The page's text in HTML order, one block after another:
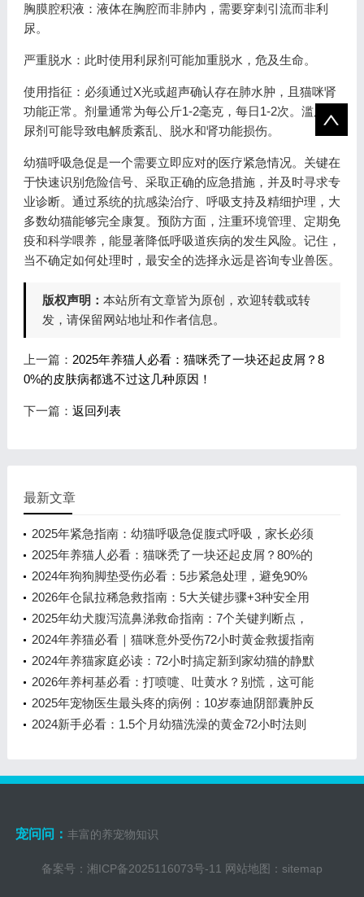
胸膜腔积液：液体在胸腔而非肺内，需要穿刺引流而非利
尿。
严重脱水：此时使用利尿剂可能加重脱水，危及生命。
使用指征：必须通过X光或超声确认存在肺水肿，且猫咪肾
功能正常。剂量通常为每公斤1-2毫克，每日1-2次。滥用利
尿剂可能导致电解质紊乱、脱水和肾功能损伤。
幼猫呼吸急促是一个需要立即应对的医疗紧急情况。关键在
于快速识别危险信号、采取正确的应急措施，并及时寻求专
业诊断。通过系统的抗感染治疗、呼吸支持及精细护理，大
多数幼猫能够完全康复。预防方面，注重环境管理、定期免
疫和科学喂养，能显著降低呼吸道疾病的发生风险。记住，
当不确定如何处理时，最安全的选择永远是咨询专业兽医。
版权声明： 本站所有文章皆为原创，欢迎转载或转
发，请保留网站地址和作者信息。
上一篇： 2025年养猫人必看：猫咪秃了一块还起皮屑？8
0%的皮肤病都逃不过这几种原因！
下一篇： 返回列表
最新文章
2025年紧急指南：幼猫呼吸急促腹式呼吸，家长必须
知道的7个救命步骤
2025年养猫人必看：猫咪秃了一块还起皮屑？80%的
皮肤病都逃不过这几种原因！
2024年狗狗脚垫受伤必看：5步紧急处理，避免90%
感染风险
2026年仓鼠拉稀急救指南：5大关键步骤+3种安全用
药方案，新手必看救命贴
2025年幼犬腹泻流鼻涕救命指南：7个关键判断点，
别让误诊害了它！
2024年养猫必看｜猫咪意外受伤72小时黄金救援指南
2024年养猫家庭必读：72小时搞定新到家幼猫的静默
期完全手册
2026年养柯基必看：打喷嚏、吐黄水？别慌，这可能
是胰腺炎警报！
2025年宠物医生最头疼的病例：10岁泰迪阴部囊肿反
复发作，抗生素换了几轮还是复
2024新手必看：1.5个月幼猫洗澡的黄金72小时法则
宠问问： 丰富的养宠物知识
备案号： 湘ICP备2025116073号-11 网站地图： sitemap